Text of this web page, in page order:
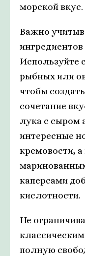
морской вкус.
Важно
Используйте
рыбных или
чтобы
сочетание
лука с сыром
интересные
кремовости, а
каперсами
кислотности.
Не
полную